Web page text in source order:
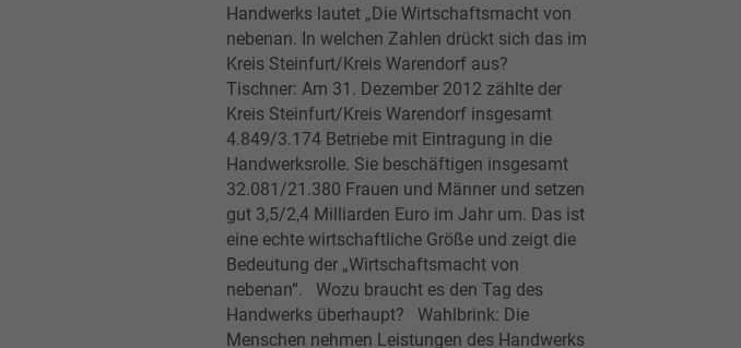
Handwerks lautet „Die Wirtschaftsmacht von
nebenan. In welchen Zahlen drückt sich das im
Kreis Steinfurt/Kreis Warendorf aus?
Tischner: Am 31. Dezember 2012 zählte der
Kreis Steinfurt/Kreis Warendorf insgesamt
4.849/3.174 Betriebe mit Eintragung in die
Handwerksrolle. Sie beschäftigen insgesamt
32.081/21.380 Frauen und Männer und setzen
gut 3,5/2,4 Milliarden Euro im Jahr um. Das ist
eine echte wirtschaftliche Größe und zeigt die
Bedeutung der „Wirtschaftsmacht von
nebenan“. Wozu braucht es den Tag des
Handwerks überhaupt? Wahlbrink: Die
Menschen nehmen Leistungen des Handwerks